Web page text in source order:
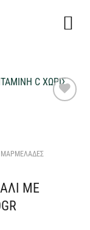
ΜΑΡΜΕΛΑΔΕΣ
ΜΕ